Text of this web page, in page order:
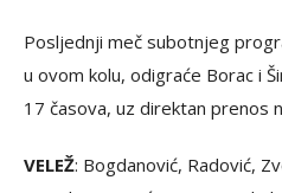
Posljednji meč subotnjeg
u ovom kolu, odigraće Borac i
17 časova, uz direktan prenos
VELEŽ: Bogdanović, Radović,